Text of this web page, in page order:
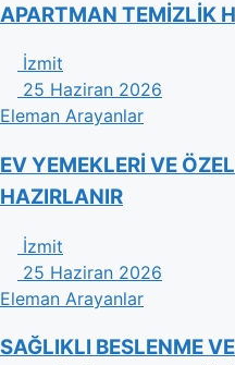
APARTMAN TEMİZLİK
İzmit
25 Haziran 2026
Eleman Arayanlar
EV YEMEKLERİ VE
HAZIRLANIR
İzmit
25 Haziran 2026
Eleman Arayanlar
​SAĞLIKLI BESLENME